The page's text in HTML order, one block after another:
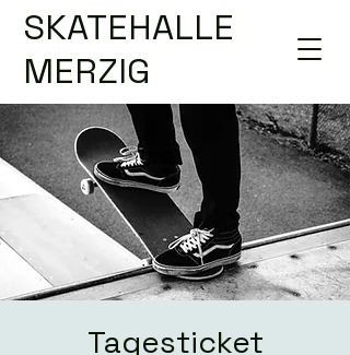
SKATEHALLE
MERZIG
Tagesticket